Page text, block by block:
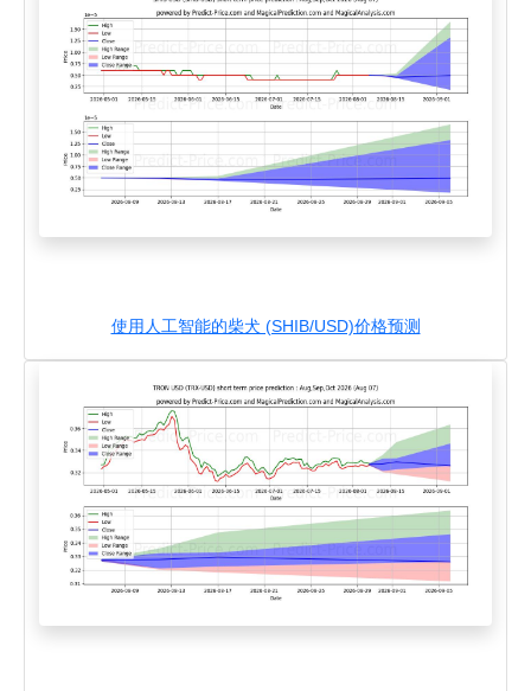
使用人工智能的柴犬 (SHIB/USD)价格预测